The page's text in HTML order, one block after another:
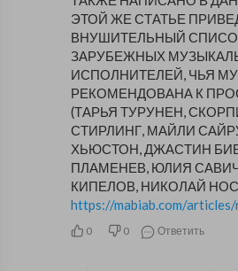
ЭТОЙ ЖЕ СТАТЬЕ
ВНУШИТЕЛЬНЫЙ
ЗАРУБЕЖНЫХ
ИСПОЛНИТЕЛЕЙ, ЧЬЯ
РЕКОМЕНДОВАНА К
(ТАРЬЯ ТУРУНЕН,
СТИРЛИНГ, МАЙЛИ
ХЬЮСТОН, ДЖАСТИН
ПЛАМЕНЕВ, ЮЛИЯ
КИПЕЛОВ, НИКОЛАЙ
https://mabiab.com/articles/
0 0 Ответить